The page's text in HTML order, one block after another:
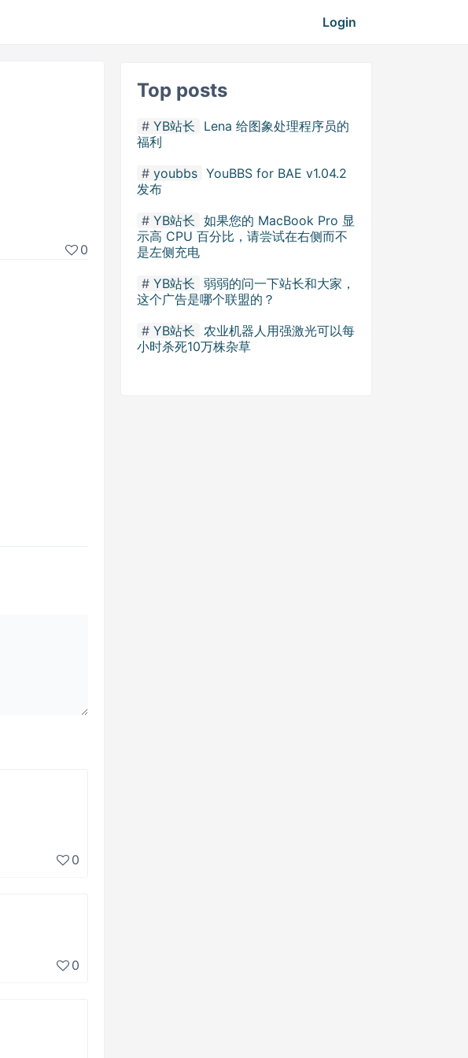
Login
0
0
0
Top posts
YB站长
Lena 给图象处理程序员的
福利
youbbs YouBBS for BAE v1.04.2
发布
YB站长 如果您的 MacBook Pro 显
示高 CPU 百分比，请尝试在右侧而不
是左侧充电
YB站长 弱弱的问一下站长和大家，
这个广告是哪个联盟的？
YB站长 农业机器人用强激光可以每
小时杀死10万株杂草